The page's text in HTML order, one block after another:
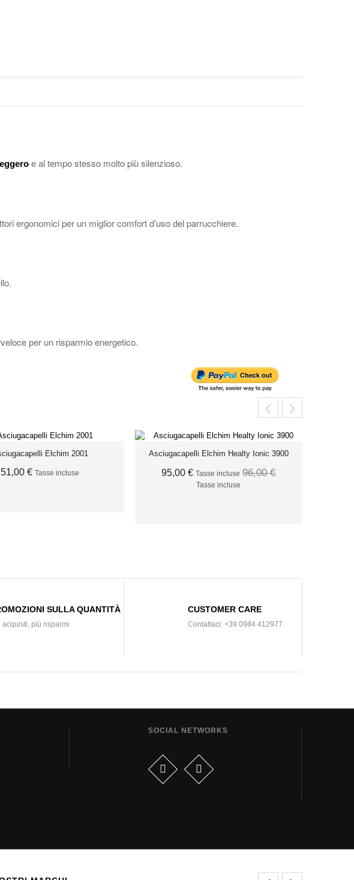
e al tempo stesso molto più silenzioso.
ergonomici per un miglior comfort d’uso del parrucchiere.
per un risparmio energetico.
‹ ›
Elchim 2001
51,00 € Tasse incluse
Asciugacapelli Elchim Healty Ionic 3900
95,00 € Tasse incluse 96,00 €
Tasse incluse
SULLA QUANTITÀ
acquisti, più risparmi
CUSTOMER CARE
Contattaci: +39 0984 412977
SOCIAL NETWORKS